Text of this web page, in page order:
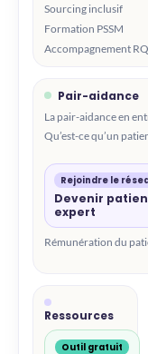
Sourcing inclusif
Formation PSSM
Accompagnement
Pair-aidance
La pair-aidance en
Qu’est-ce qu’un
Rejoindre le
Devenir
expert
Rémunération du
Ressources
Outil gratuit